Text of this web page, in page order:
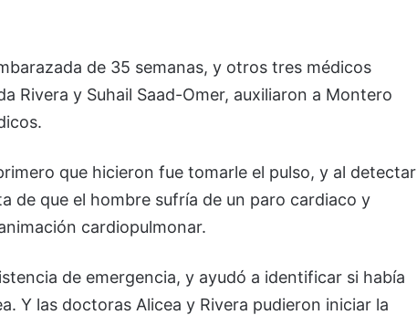
de 35 semanas, y otros tres médicos
Rivera y Suhail Saad-Omer, auxiliaron a Montero
que hicieron fue tomarle el pulso, y al detectar
de que el hombre sufría de un paro cardiaco y
cardiopulmonar.
de emergencia, y ayudó a identificar si había
Y las doctoras Alicea y Rivera pudieron iniciar la